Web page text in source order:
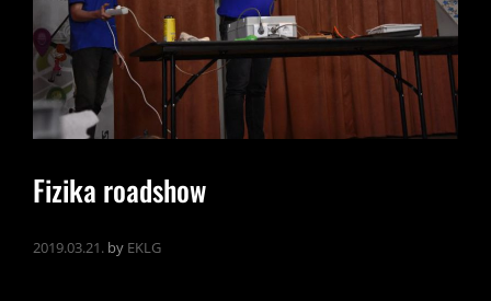
Fizika roadshow
2019.03.21. by EKLG